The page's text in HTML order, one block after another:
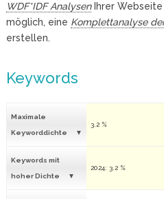
WDF*IDF AnalysenIhrer Webseite
möglich, eine Komplettanalyse
erstellen.
Keywords
Maximale
Keyworddichte
3.2 %
Keywords mit
hoher Dichte
2024: 3.2 %